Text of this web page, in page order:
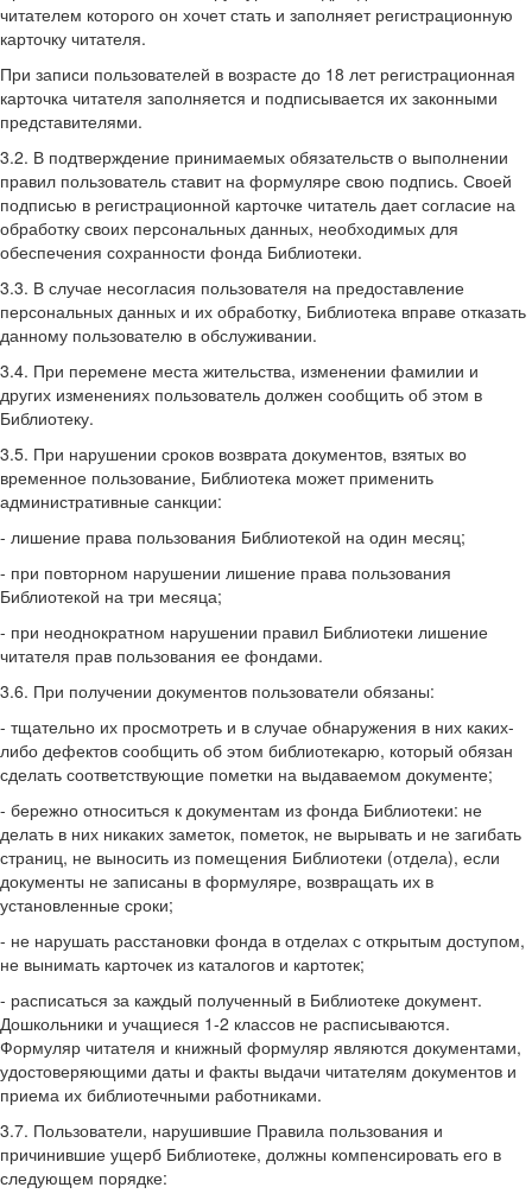
читателем которого он хочет стать и заполняет регистрационную
карточку читателя.
При записи пользователей в возрасте до 18 лет регистрационная
карточка читателя заполняется и подписывается их законными
представителями.
3.2. В подтверждение принимаемых обязательств о выполнении
правил пользователь ставит на формуляре свою подпись. Своей
подписью в регистрационной карточке читатель дает согласие на
обработку своих персональных данных, необходимых для
обеспечения сохранности фонда Библиотеки.
3.3. В случае несогласия пользователя на предоставление
персональных данных и их обработку, Библиотека вправе отказать
данному пользователю в обслуживании.
3.4. При перемене места жительства, изменении фамилии и
других изменениях пользователь должен сообщить об этом в
Библиотеку.
3.5. При нарушении сроков возврата документов, взятых во
временное пользование, Библиотека может применить
административные санкции:
- лишение права пользования Библиотекой на один месяц;
- при повторном нарушении лишение права пользования
Библиотекой на три месяца;
- при неоднократном нарушении правил Библиотеки лишение
читателя прав пользования ее фондами.
3.6. При получении документов пользователи обязаны:
- тщательно их просмотреть и в случае обнаружения в них каких-
либо дефектов со­общить об этом библиотекарю, который обязан
сделать соответствующие пометки на выдаваемом документе;
- бережно относиться к документам из фонда Библиотеки: не
делать в них никаких заметок, пометок, не вырывать и не загибать
страниц, не выносить из помещения Библиотеки (отдела), если
документы не записаны в формуляре, возвращать их в
установленные сроки;
- не нарушать расстановки фонда в отделах с открытым доступом,
не вынимать карточек из каталогов и картотек;
- расписаться за каждый полученный в Библиотеке документ.
Дошкольники и учащиеся 1-2 классов не расписываются.
Формуляр читателя и книжный формуляр являются документами,
удостоверяющими даты и факты выдачи читателям документов и
приема их библиотечными работниками.
3.7. Пользователи, нарушившие Правила пользования и
причинившие ущерб Библиотеке, должны компенсировать его в
следующем порядке: